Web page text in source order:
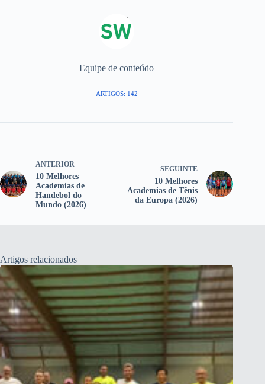
Equipe de conteúdo
ARTIGOS: 142
ANTERIOR
10 Melhores
Academias de
Handebol do
Mundo (2026)
SEGUINTE
10 Melhores
Academias de Tênis
da Europa (2026)
Artigos relacionados